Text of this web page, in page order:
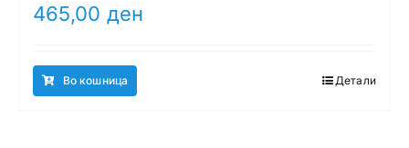
465,00 ден
Во кошница Детали